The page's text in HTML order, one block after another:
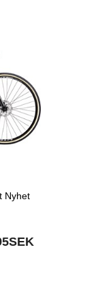
Nyhet